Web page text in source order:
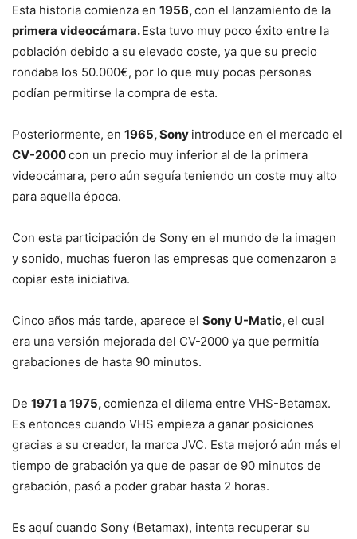
Esta historia comienza en 1956,con el lanzamiento de la
primera videocámara.Esta tuvo muy poco éxito entre la
población debido a su elevado coste, ya que su precio
rondaba los 50.000€, por lo que muy pocas personas
podían permitirse la compra de esta.
Posteriormente, en 1965, Sony introduce en el mercado el
CV-2000con un precio muy inferior al de la primera
videocámara, pero aún seguía teniendo un coste muy alto
para aquella época.
Con esta participación de Sony en el mundo de la imagen
y sonido, muchas fueron las empresas que comenzaron a
copiar esta iniciativa.
Cinco años más tarde, aparece el Sony U-Matic,el cual
era una versión mejorada del CV-2000 ya que permitía
grabaciones de hasta 90 minutos.
De 1971 a 1975,comienza el dilema entre VHS-Betamax.
Es entonces cuando VHS empieza a ganar posiciones
gracias a su creador, la marca JVC. Esta mejoró aún más el
tiempo de grabación ya que de pasar de 90 minutos de
grabación, pasó a poder grabar hasta 2 horas.
Es aquí cuando Sony (Betamax), intenta recuperar su